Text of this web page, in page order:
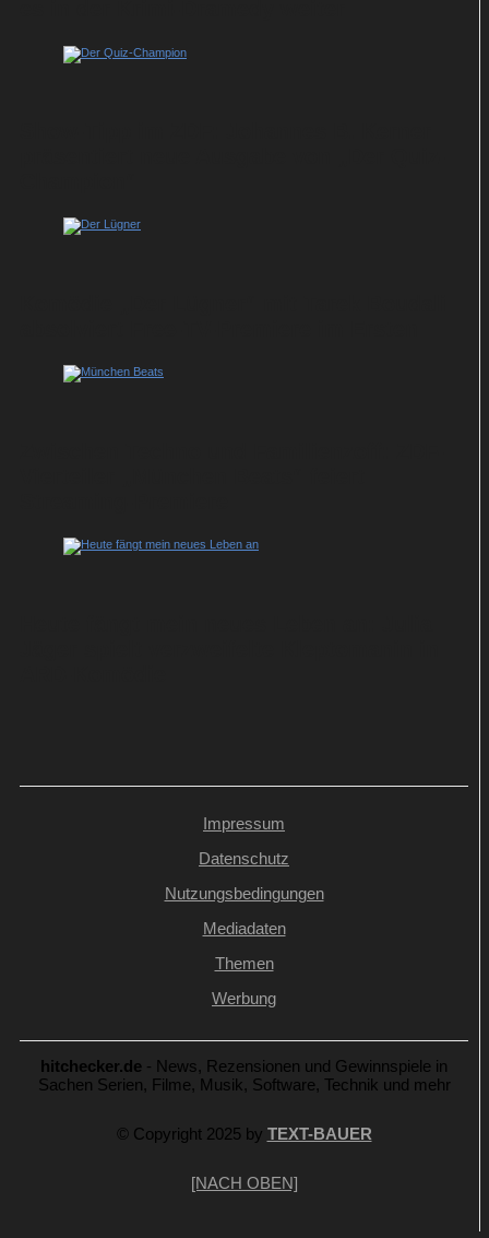
Impressum
Datenschutz
Nutzungsbedingungen
Mediadaten
Themen
Werbung
hitchecker.de - News, Rezensionen und Gewinnspiele in
Sachen Serien, Filme, Musik, Software, Technik und mehr
© Copyright 2025 by TEXT-BAUER
[NACH OBEN]